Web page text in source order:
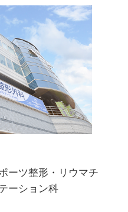
ーツ整形・リウマチ
ーション科